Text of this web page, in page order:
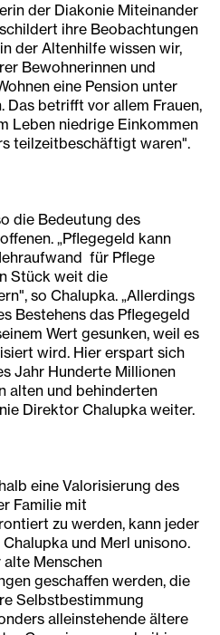
der Diakonie Miteinander
ihre Beobachtungen
der Altenhilfe wissen wir,
Bewohnerinnen und
eine Pension unter
betrifft vor allem Frauen,
Leben niedrige Einkommen
teilzeitbeschäftigt waren".
die Bedeutung des
„Pflegegeld kann
für Pflege
Stück weit die
so Chalupka. „Allerdings
Bestehens das Pflegegeld
Wert gesunken, weil es
wird. Hier erspart sich
Jahr Hunderte Millionen
alten und behinderten
Direktor Chalupka weiter.
eine Valorisierung des
Familie mit
zu werden, kann jeder
und Merl unisono.
Menschen
geschaffen werden, die
Selbstbestimmung
alleinstehende ältere